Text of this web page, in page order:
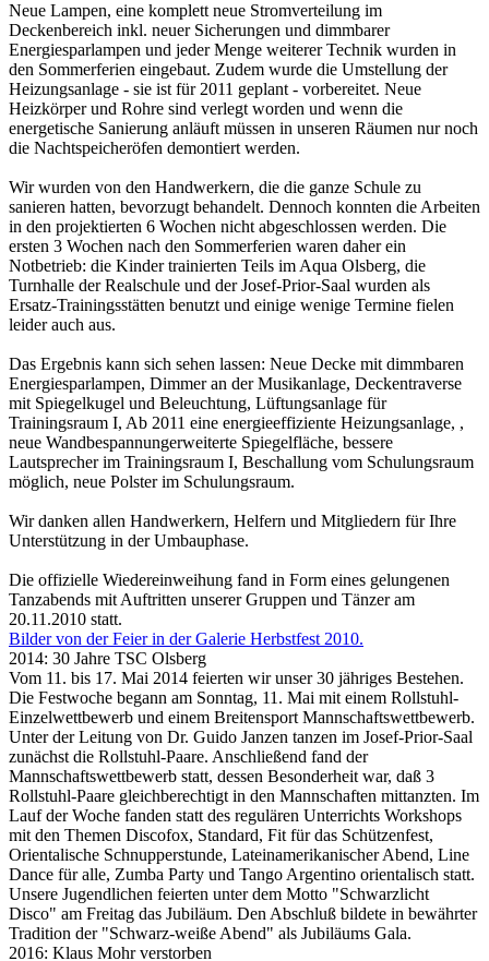
Neue Lampen, eine komplett neue Stromverteilung im
Deckenbereich inkl. neuer Sicherungen und dimmbarer
Energiesparlampen und jeder Menge weiterer Technik wurden in
den Sommerferien eingebaut. Zudem wurde die Umstellung der
Heizungsanlage - sie ist für 2011 geplant - vorbereitet. Neue
Heizkörper und Rohre sind verlegt worden und wenn die
energetische Sanierung anläuft müssen in unseren Räumen nur noch
die Nachtspeicheröfen demontiert werden.
Wir wurden von den Handwerkern, die die ganze Schule zu
sanieren hatten, bevorzugt behandelt. Dennoch konnten die Arbeiten
in den projektierten 6 Wochen nicht abgeschlossen werden. Die
ersten 3 Wochen nach den Sommerferien waren daher ein
Notbetrieb: die Kinder trainierten Teils im Aqua Olsberg, die
Turnhalle der Realschule und der Josef-Prior-Saal wurden als
Ersatz-Trainingsstätten benutzt und einige wenige Termine fielen
leider auch aus.
Das Ergebnis kann sich sehen lassen: Neue Decke mit dimmbaren
Energiesparlampen, Dimmer an der Musikanlage, Deckentraverse
mit Spiegelkugel und Beleuchtung, Lüftungsanlage für
Trainingsraum I, Ab 2011 eine energieeffiziente Heizungsanlage, ,
neue Wandbespannungerweiterte Spiegelfläche, bessere
Lautsprecher im Trainingsraum I, Beschallung vom Schulungsraum
möglich, neue Polster im Schulungsraum.
Wir danken allen Handwerkern, Helfern und Mitgliedern für Ihre
Unterstützung in der Umbauphase.
Die offizielle Wiedereinweihung fand in Form eines gelungenen
Tanzabends mit Auftritten unserer Gruppen und Tänzer am
20.11.2010 statt.
Bilder von der Feier in der Galerie Herbstfest 2010.
2014: 30 Jahre TSC Olsberg
Vom 11. bis 17. Mai 2014 feierten wir unser 30 jähriges Bestehen.
Die Festwoche begann am Sonntag, 11. Mai mit einem Rollstuhl-
Einzelwettbewerb und einem Breitensport Mannschaftswettbewerb.
Unter der Leitung von Dr. Guido Janzen tanzen im Josef-Prior-Saal
zunächst die Rollstuhl-Paare. Anschließend fand der
Mannschaftswettbewerb statt, dessen Besonderheit war, daß 3
Rollstuhl-Paare gleichberechtigt in den Mannschaften mittanzten. Im
Lauf der Woche fanden statt des regulären Unterrichts Workshops
mit den Themen Discofox, Standard, Fit für das Schützenfest,
Orientalische Schnupperstunde, Lateinamerikanischer Abend, Line
Dance für alle, Zumba Party und Tango Argentino orientalisch statt.
Unsere Jugendlichen feierten unter dem Motto "Schwarzlicht
Disco" am Freitag das Jubiläum. Den Abschluß bildete in bewährter
Tradition der "Schwarz-weiße Abend" als Jubiläums Gala.
2016: Klaus Mohr verstorben